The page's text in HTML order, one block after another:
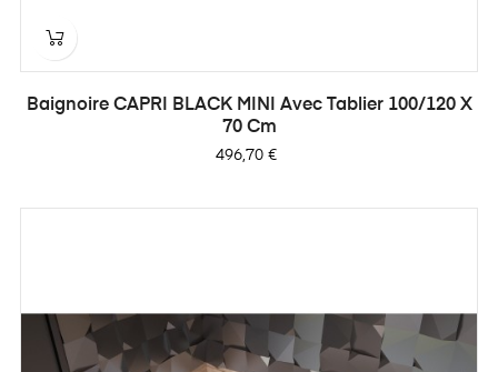
Baignoire CAPRI BLACK MINI Avec Tablier 100/120 X
70 Cm
Prix
496,70 €